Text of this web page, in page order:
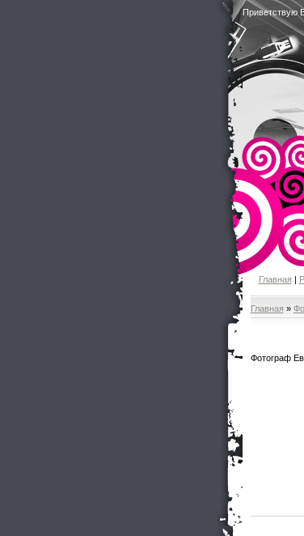
Приветствую
Главная|
Главная »
Фотограф